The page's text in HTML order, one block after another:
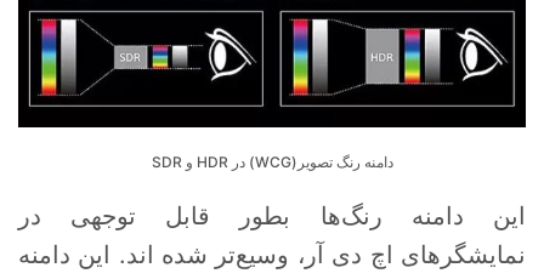
دامنه رنگ تصویر(WCG) در HDR و SDR
این دامنه رنگ‌ها بطور قابل توجهی در
نمایشگرهای اچ دی آر، وسیع‌تر شده اند. این دامنه